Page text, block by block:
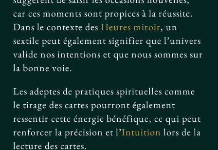
car ces moments sont propices à la réussite.
Dans le contexte des Heures miroir, un
sextile peut également signifier que l’univers
valide nos intentions et que nous sommes sur
la bonne voie.
Les adeptes de pratiques spirituelles comme
le tirage des cartes pourront également
ressentir cette énergie bénéfique, ce qui peut
renforcer la précision et l’Intuition lors de la
lecture des cartes.